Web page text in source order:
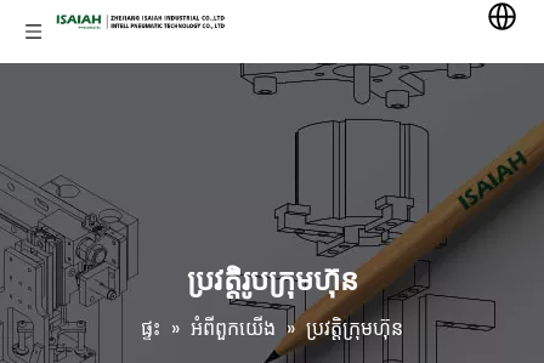
ប្រវត្តិរូបក្រុមហ៊ុន
ផ្ទះ » អំពីពួកយើង » ប្រវត្តិក្រុមហ៊ុន